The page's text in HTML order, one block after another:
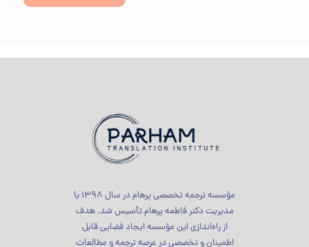
مؤسسه ترجمه تخصصی پرهام در سال 1398 با
مدیریت دکتر فاطمه پرهام تأسیس شد. هدف
از راه‌اندازی این مؤسسه ایجاد فضایی قابل
اطمینان و تخصصی در عرصه ترجمه و مطالعات